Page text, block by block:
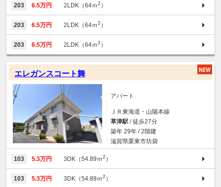
203 6.5万円 2LDK（64ｍ2 ）
203 6.5万円 2LDK（64ｍ2 ）
203 6.5万円 2LDK（64ｍ2 ）
エレガンスコート舞
アパート
ＪＲ東海道・山陽本線
草津駅 / 徒歩27分
築年 29年 / 2階建
滋賀県栗東市坊袋
103 5.3万円 3DK（54.89ｍ2 ）
103 5.3万円 3DK（54.89ｍ2 ）